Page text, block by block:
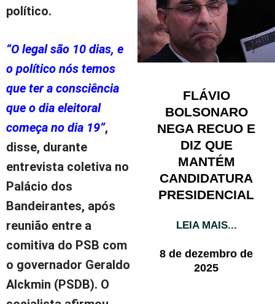
político.
“O legal são 10 dias, e
o político nós temos
que ter a consciência
que o dia eleitoral
começa no dia 19”,
disse, durante
entrevista coletiva no
Palácio dos
Bandeirantes, após
reunião entre a
comitiva do PSB com
o governador Geraldo
Alckmin (PSDB). O
FLÁVIO
BOLSONARO
NEGA RECUO E
DIZ QUE
MANTÉM
CANDIDATURA
PRESIDENCIAL
LEIA MAIS...
8 de dezembro de
2025